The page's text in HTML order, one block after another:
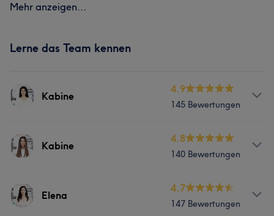
Mehr anzeigen...
Lerne das Team kennen
Kabine
4.9
145 Bewertungen
Services
Portfolio
Kabine
4.8
140 Bewertungen
Services
Elena
4.7
147 Bewertungen